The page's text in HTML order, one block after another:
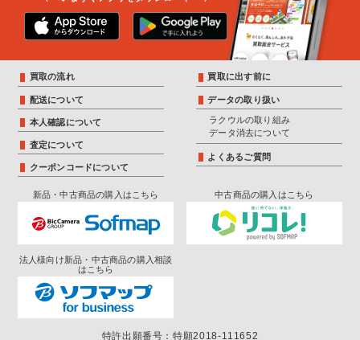
買取の流れ
配送について
本人確認について
査定について
クーポンコードについて
買取に出す前に
データの取り扱い
ラクウルの取り組み
データ消去について
よくあるご質問
新品・中古商品の購入はこちら 中古商品の購入はこちら
法人様向け新品・中古商品の購入相談
はこちら
特許出願番号：特願2018-111652